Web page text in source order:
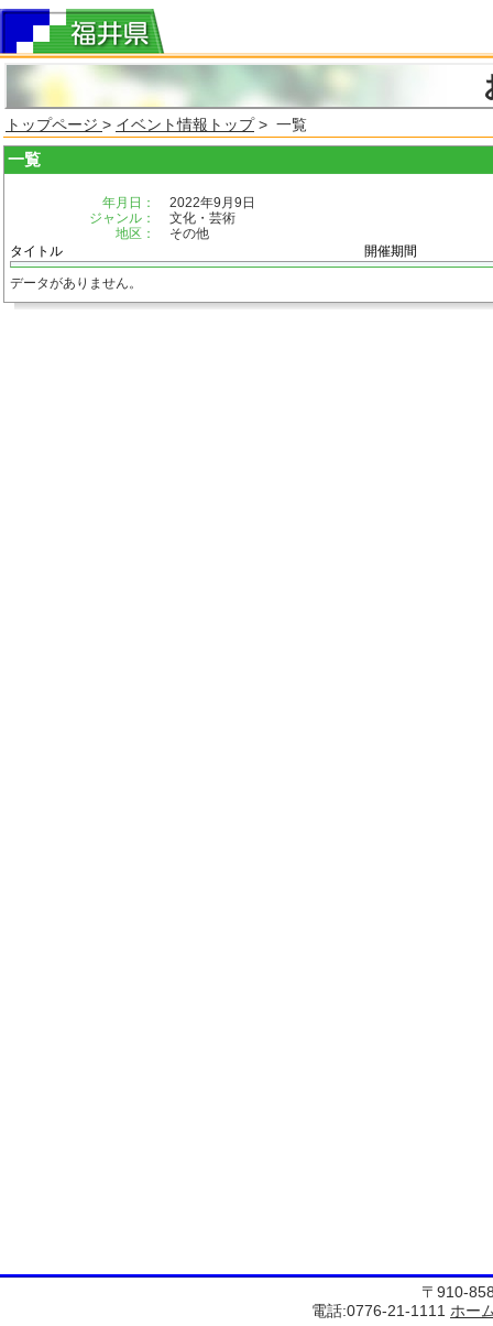
トップページ > イベント情報トップ> 一覧
一覧
年月日：
2022年9月9日
ジャンル：
文化・芸術
地区：
その他
タイトル
開催期間
データがありません。
〒910-
電話:0776-21-1111 ホー